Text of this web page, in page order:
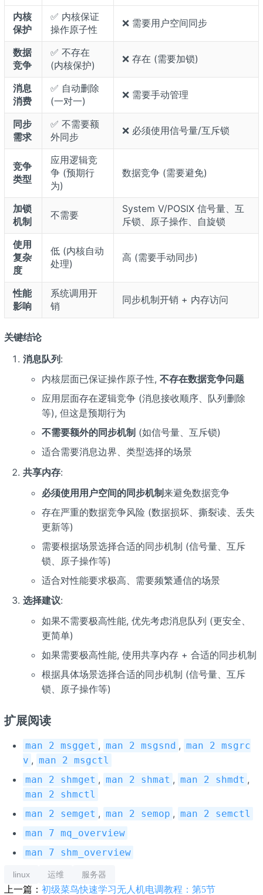
内核
保护
✅ 内核保证
操作原子性
❌ 需要用户空间同步
数据
竞争
✅ 不存在
(内核保护)
❌ 存在 (需要加锁)
消息
消费
✅ 自动删除
(一对一)
❌ 需要手动管理
同步
需求
✅ 不需要额
外同步
❌ 必须使用信号量/互斥锁
竞争
类型
应用逻辑竞
争 (预期行
为)
数据竞争 (需要避免)
加锁
机制
不需要
System V/POSIX 信号量、互
斥锁、原子操作、自旋锁
使用
复杂
度
低 (内核自动
处理)
高 (需要手动同步)
性能
影响
系统调用开
销
同步机制开销 + 内存访问
关键结论
消息队列:
内核层面已保证操作原子性, 不存在数据竞争问题
应用层面存在逻辑竞争 (消息接收顺序、队列删除
等), 但这是预期行为
不需要额外的同步机制 (如信号量、互斥锁)
适合需要消息边界、类型选择的场景
共享内存:
必须使用用户空间的同步机制来避免数据竞争
存在严重的数据竞争风险 (数据损坏、撕裂读、丢失
更新等)
需要根据场景选择合适的同步机制 (信号量、互斥
锁、原子操作等)
适合对性能要求极高、需要频繁通信的场景
选择建议:
如果不需要极高性能, 优先考虑消息队列 (更安全、
更简单)
如果需要极高性能, 使用共享内存 + 合适的同步机制
根据具体场景选择合适的同步机制 (信号量、互斥
锁、原子操作等)
扩展阅读
man 2 msgget , man 2 msgsnd , man 2 msgrc
v , man 2 msgctl
man 2 shmget , man 2 shmat , man 2 shmdt ,
man 2 shmctl
man 2 semget , man 2 semop , man 2 semctl
man 7 mq_overview
man 7 shm_overview
linux 运维 服务器
上一篇： 初级菜鸟快速学习无人机电调教程：第5节